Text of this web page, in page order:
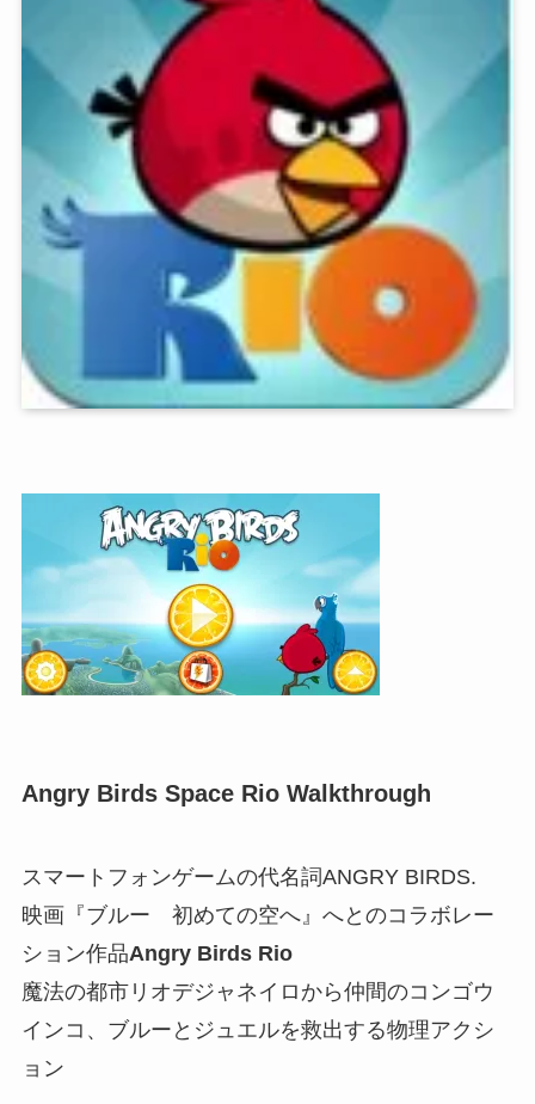
Angry Birds Space Rio Walkthrough
スマートフォンゲームの代名詞ANGRY BIRDS.
映画『ブルー 初めての空へ』へとのコラボレー
ション作品Angry Birds Rio
魔法の都市リオデジャネイロから仲間のコンゴウ
インコ、ブルーとジュエルを救出する物理アクシ
ョン